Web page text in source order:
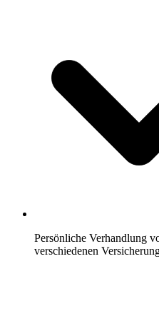
Persönliche Verhandlung
verschiedenen